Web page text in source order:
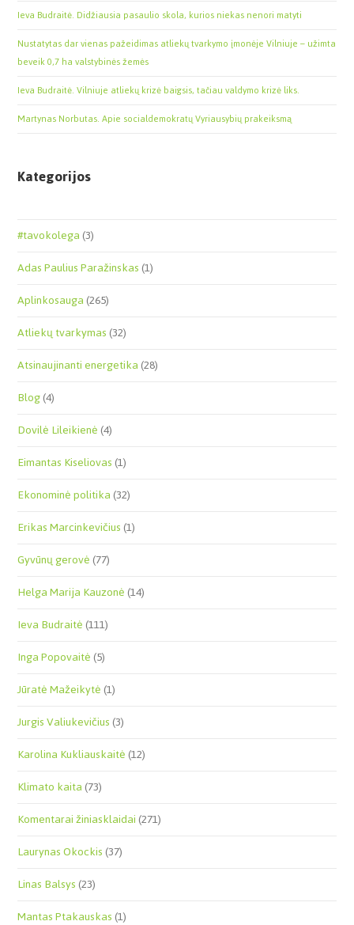
Ieva Budraitė. Didžiausia pasaulio skola, kurios niekas nenori matyti
Nustatytas dar vienas pažeidimas atliekų tvarkymo įmonėje Vilniuje – užimta
beveik 0,7 ha valstybinės žemės
Ieva Budraitė. Vilniuje atliekų krizė baigsis, tačiau valdymo krizė liks.
Martynas Norbutas. Apie socialdemokratų Vyriausybių prakeiksmą
Kategorijos
#tavokolega(3)
Adas Paulius Paražinskas(1)
Aplinkosauga(265)
Atliekų tvarkymas(32)
Atsinaujinanti energetika(28)
Blog(4)
Dovilė Lileikienė(4)
Eimantas Kiseliovas(1)
Ekonominė politika(32)
Erikas Marcinkevičius(1)
Gyvūnų gerovė(77)
Helga Marija Kauzonė(14)
Ieva Budraitė(111)
Inga Popovaitė(5)
Jūratė Mažeikytė(1)
Jurgis Valiukevičius(3)
Karolina Kukliauskaitė(12)
Klimato kaita(73)
Komentarai žiniasklaidai(271)
Laurynas Okockis(37)
Linas Balsys(23)
Mantas Ptakauskas(1)